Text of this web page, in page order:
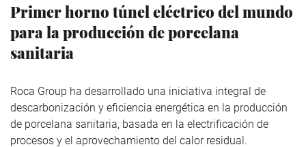
Primer horno túnel eléctrico del mundo
para la producción de porcelana
sanitaria
Roca Group ha desarrollado una iniciativa integral de
descarbonización y eficiencia energética en la producción
de porcelana sanitaria, basada en la electrificación de
procesos y el aprovechamiento del calor residual.